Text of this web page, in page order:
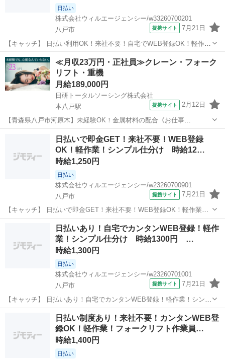
日払い
株式会社ウィルエージェンシー/w33260700201
八戸市
提携サイト 7月21日
【キャッチ】 日払い利用OK！来社不要！自宅でWEB登録OK！軽作
業！【八戸市】時給1,250円8月末までの短期！週3日＆4h～OKシンプ
ル仕分け。コンベアから流れる商品を分けるだけ 【コメント】 来社不
要！WEB登録でス...
青森 八戸市 仕分け
≪月収23万円・正社員≫クレーン・フォーク
リフト・重機
月給189,000円
日研トータルソーシング株式会社
本八戸駅
提携サイト 2月12日
【青森県八戸市河原木】未経験OK！金属材料の配合《お仕事
No.NS0222》 お仕事について フォークリフトを使用して入荷された材
料の受入や粉末材料の配合を行います。 ※業務の変更、就業場所の変
更の範囲、契約更新の基準に...
八戸市 本八戸駅
日払いで即金GET！来社不要！WEB登録
OK！軽作業！シンプル仕分け 時給12…
時給1,250円
日払い
株式会社ウィルエージェンシー/w23260700901
八戸市
提携サイト 7月21日
【キャッチ】 日払いで即金GET！来社不要！WEB登録OK！軽作業！
シンプル仕分け 時給1250円 8月末までの短期 未経験歓迎 八戸市
【コメント】 来社不要！WEB登録でスピード採用☆彡 ◇お給料は日
払いで好きな時...
八戸市 仕分け
日払いあり！自宅でカンタンWEB登録！軽作
業！シンプル仕分け 時給1300円 …
時給1,300円
日払い
株式会社ウィルエージェンシー/w23260701001
八戸市
提携サイト 7月21日
【キャッチ】 日払いあり！自宅でカンタンWEB登録！軽作業！シンプ
ル仕分け 時給1300円 8月末までの短期 午後スタート 未経験歓
お給料は日払いで好...
八戸市 仕分け
日払い制度あり！来社不要！カンタンWEB登
録OK！軽作業！フォークリフト作業員…
時給1,400円
日払い